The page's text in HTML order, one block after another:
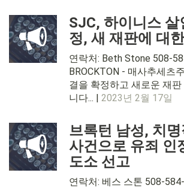
SJC, 하이니스
정, 새 재판에 대
연락처: Beth Stone 508-
BROCKTON - 매사추세츠
결을 확정하고 새로운 재
니다... | 2023년 2월 17일
브록턴 남성, 치
사건으로 유죄 인
도소 선고
연락처: 베스 스톤 508-